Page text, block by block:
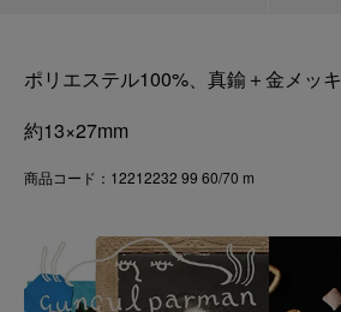
ポリエステル100%、真鍮＋金メッキ
約13×27mm
商品コード：12212232 99 60/70 m